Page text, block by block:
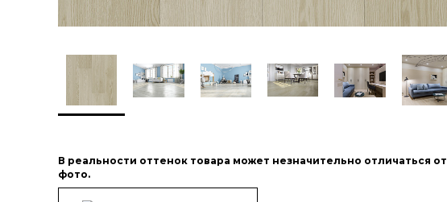
В реальности оттенок товара может незначительно отличаться от
фото.